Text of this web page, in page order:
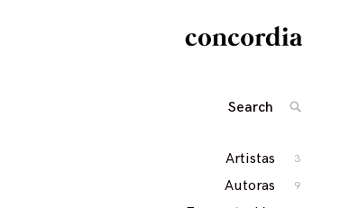
Artistas 3
Autoras 9